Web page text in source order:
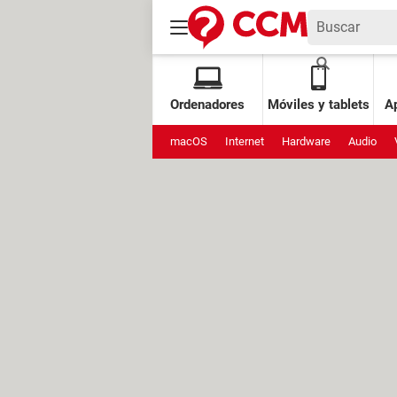
Ordenadores Móviles y tablets
macOS Internet Hardware Audio